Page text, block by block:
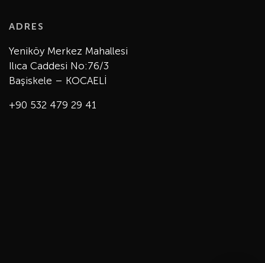
ADRES
Yeniköy Merkez Mahallesi
Ilıca Caddesi No:76/3
Başiskele – KOCAELİ
+90 532 479 29 41